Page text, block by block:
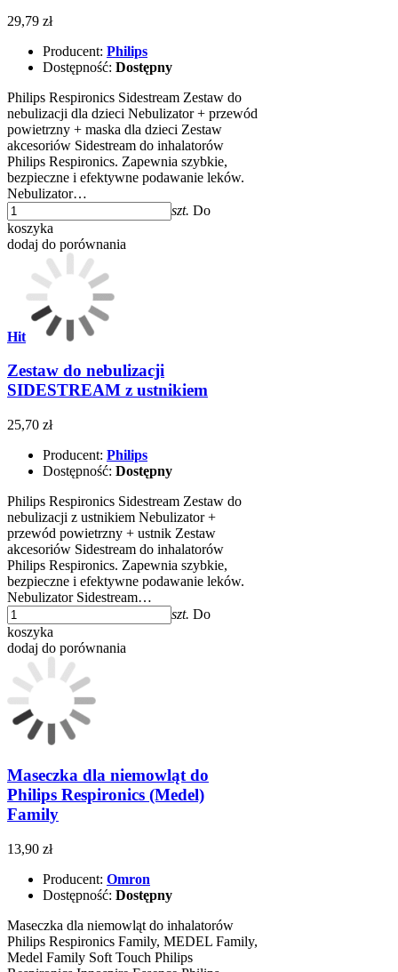
29,79 zł
Producent: Philips
Dostępność: Dostępny
Philips Respironics Sidestream Zestaw do
nebulizacji dla dzieci Nebulizator + przewód
powietrzny + maska dla dzieci Zestaw
akcesoriów Sidestream do inhalatorów
Philips Respironics. Zapewnia szybkie,
bezpieczne i efektywne podawanie leków.
Nebulizator…
szt. Do
koszyka
dodaj do porównania
Hit
Zestaw do nebulizacji
SIDESTREAM z ustnikiem
25,70 zł
Producent: Philips
Dostępność: Dostępny
Philips Respironics Sidestream Zestaw do
nebulizacji z ustnikiem Nebulizator +
przewód powietrzny + ustnik Zestaw
akcesoriów Sidestream do inhalatorów
Philips Respironics. Zapewnia szybkie,
bezpieczne i efektywne podawanie leków.
Nebulizator Sidestream…
szt. Do
koszyka
dodaj do porównania
Maseczka dla niemowląt do
Philips Respironics (Medel)
Family
13,90 zł
Producent: Omron
Dostępność: Dostępny
Maseczka dla niemowląt do inhalatorów
Philips Respironics Family, MEDEL Family,
Medel Family Soft Touch Philips